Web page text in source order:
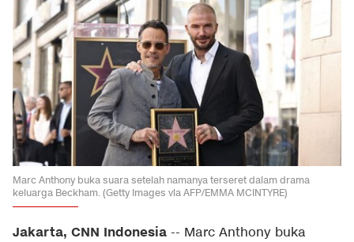
Marc Anthony buka suara setelah namanya terseret dalam drama
keluarga Beckham. (Getty Images via AFP/EMMA MCINTYRE)
Jakarta, CNN Indonesia -- Marc Anthony buka